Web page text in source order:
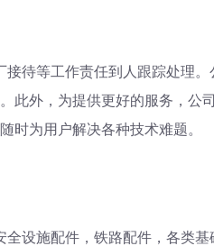
待等工作责任到人跟踪处理。
外，为提供更好的服务，公
时为用户解决各种技术难题。
设施配件，铁路配件，各类